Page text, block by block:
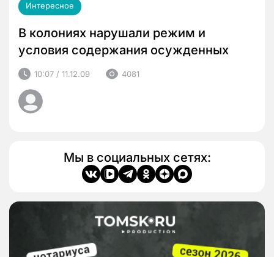
Интересное
В колониях нарушали режим и
условия содержания осужденных
10:07 / 11.12.09 4081
Мы в социальных сетях: